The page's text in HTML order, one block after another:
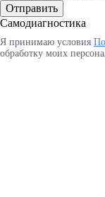
Отправить
Самодиагностика
Я принимаю условия
обработку моих